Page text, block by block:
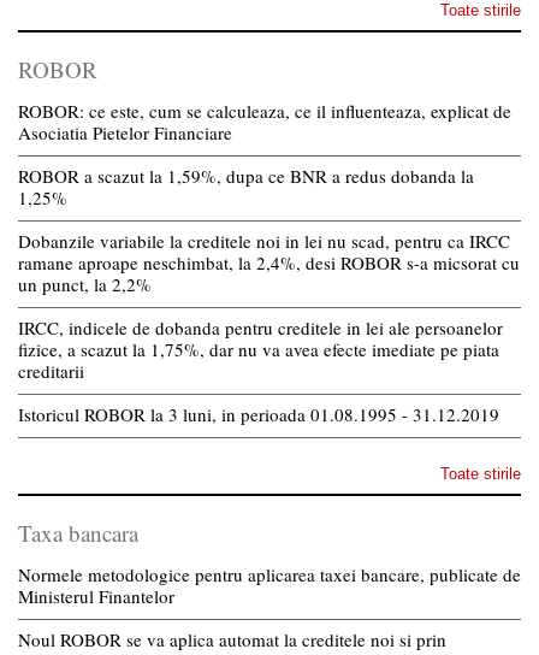
Toate stirile
ROBOR
ROBOR: ce este, cum se calculeaza, ce il influenteaza, explicat de
Asociatia Pietelor Financiare
ROBOR a scazut la 1,59%, dupa ce BNR a redus dobanda la
1,25%
Dobanzile variabile la creditele noi in lei nu scad, pentru ca IRCC
ramane aproape neschimbat, la 2,4%, desi ROBOR s-a micsorat cu
un punct, la 2,2%
IRCC, indicele de dobanda pentru creditele in lei ale persoanelor
fizice, a scazut la 1,75%, dar nu va avea efecte imediate pe piata
creditarii
Istoricul ROBOR la 3 luni, in perioada 01.08.1995 - 31.12.2019
Toate stirile
Taxa bancara
Normele metodologice pentru aplicarea taxei bancare, publicate de
Ministerul Finantelor
Noul ROBOR se va aplica automat la creditele noi si prin